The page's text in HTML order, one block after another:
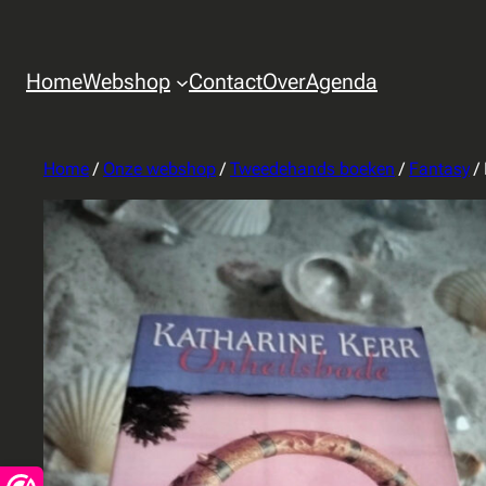
HomeWebshop ContactOverAgenda
Home / Onze webshop / Tweedehands boeken / Fantasy /